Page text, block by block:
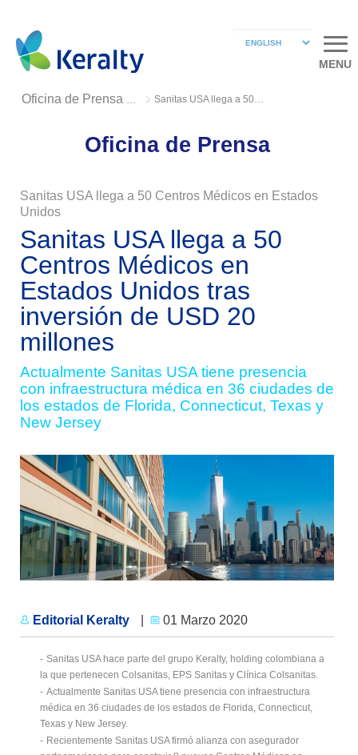
MENU
Oficina de Prensa 2020 Sanitas USA llega a 50 Centros Médicos
Oficina de Prensa
Sanitas USA llega a 50 Centros Médicos en Estados
Unidos
Sanitas USA llega a 50
Centros Médicos en
Estados Unidos tras
inversión de USD 20
millones
Actualmente Sanitas USA tiene presencia
con infraestructura médica en 36 ciudades de
los estados de Florida, Connecticut, Texas y
New Jersey
Editorial Keralty 01 Marzo 2020
- Sanitas USA hace parte del grupo Keralty, holding colombiana a
la que pertenecen Colsanitas, EPS Sanitas y Clínica Colsanitas.
- Actualmente Sanitas USA tiene presencia con infraestructura
médica en 36 ciudades de los estados de Florida, Connecticut,
Texas y New Jersey.
- Recientemente Sanitas USA firmó alianza con asegurador